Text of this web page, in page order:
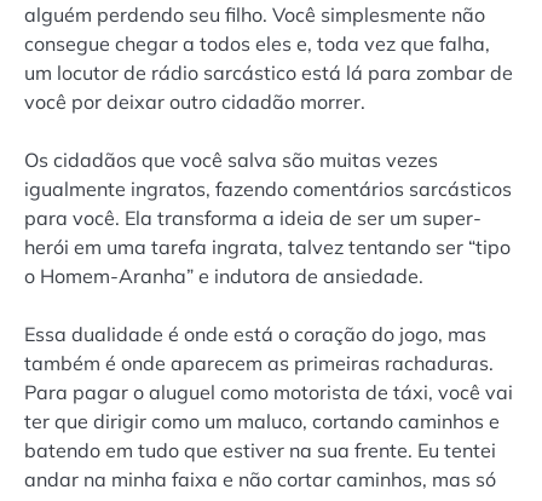
alguém perdendo seu filho. Você simplesmente não
consegue chegar a todos eles e, toda vez que falha,
um locutor de rádio sarcástico está lá para zombar de
você por deixar outro cidadão morrer.
Os cidadãos que você salva são muitas vezes
igualmente ingratos, fazendo comentários sarcásticos
para você. Ela transforma a ideia de ser um super-
herói em uma tarefa ingrata, talvez tentando ser “tipo
o Homem-Aranha” e indutora de ansiedade.
Essa dualidade é onde está o coração do jogo, mas
também é onde aparecem as primeiras rachaduras.
Para pagar o aluguel como motorista de táxi, você vai
ter que dirigir como um maluco, cortando caminhos e
batendo em tudo que estiver na sua frente. Eu tentei
andar na minha faixa e não cortar caminhos, mas só